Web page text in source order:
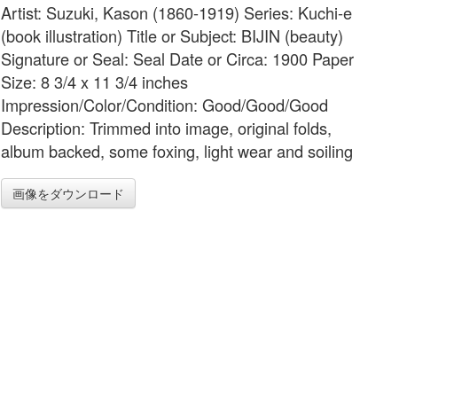
Artist: Suzuki, Kason (1860-1919) Series: Kuchi-e
(book illustration) Title or Subject: BIJIN (beauty)
Signature or Seal: Seal Date or Circa: 1900 Paper
Size: 8 3/4 x 11 3/4 inches
Impression/Color/Condition: Good/Good/Good
Description: Trimmed into image, original folds,
album backed, some foxing, light wear and soiling
画像をダウンロード